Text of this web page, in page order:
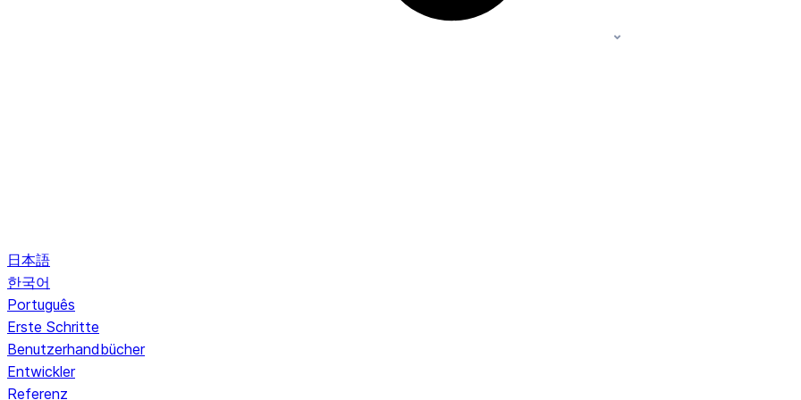
日本語
한국어
Português
Erste Schritte
Benutzerhandbücher
Entwickler
Referenz